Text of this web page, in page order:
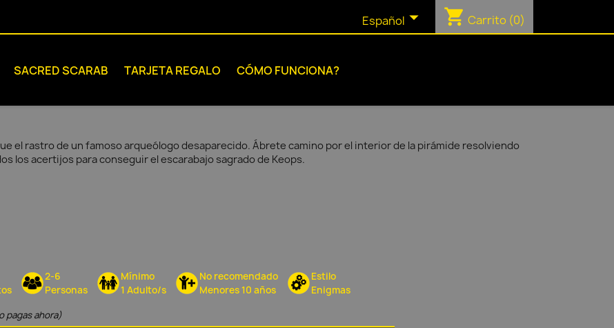
Español shopping_cart Carrito (0)
SACRED SCARAB TARJETA REGALO CÓMO FUNCIONA?
el rastro de un famoso arqueólogo desaparecido. Ábrete camino por el interior de la pirámide resolviendo
los acertijos para conseguir el escarabajo sagrado de Keops.
2-6
Personas
Mínimo
1 Adulto/s
No recomendado
Menores 10 años
Estilo
Enigmas
pagas ahora)